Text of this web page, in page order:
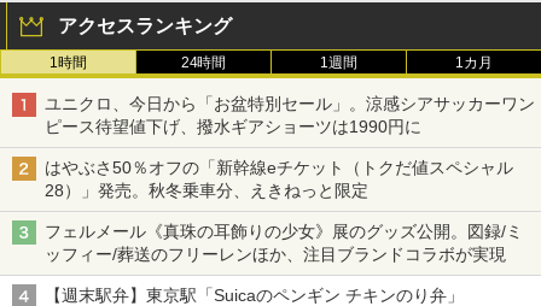
アクセスランキング
1時間 24時間 1週間 1カ月
ユニクロ、今日から「お盆特別セール」。涼感シアサッカーワン
ピース待望値下げ、撥水ギアショーツは1990円に
はやぶさ50％オフの「新幹線eチケット（トクだ値スペシャル
28）」発売。秋冬乗車分、えきねっと限定
フェルメール《真珠の耳飾りの少女》展のグッズ公開。図録/ミ
ッフィー/葬送のフリーレンほか、注目ブランドコラボが実現
【週末駅弁】東京駅「Suicaのペンギン チキンのり弁」